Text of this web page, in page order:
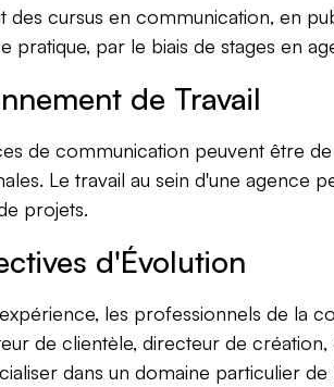
des cursus en communication, en
pratique, par le biais de stages en
de Travail
de communication peuvent être
Le travail au sein d'une agence
projets.
d'Évolution
les professionnels de la
de clientèle, directeur de
dans un domaine particulier